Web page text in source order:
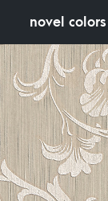
novel colors